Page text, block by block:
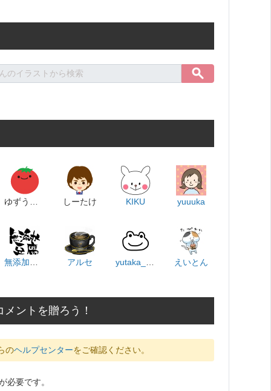
しーたけ KIKU yuuuka
アルセ えいとん
ントを贈ろう！
のヘルプセンターをご確認ください。
必要です。